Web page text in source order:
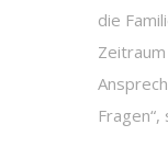
die